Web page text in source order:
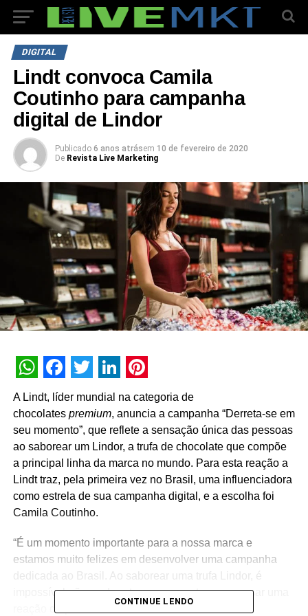
DIGITAL
Lindt convoca Camila
Coutinho para campanha
digital de Lindor
Publicado 6 anos atrásem 10 de fevereiro de 2020
De Revista Live Marketing
WhatsApp
Facebook
Twitter
LinkedIn
Pinterest
A Lindt, líder mundial na categoria de
chocolates premium, anuncia a campanha “Derreta-se em
seu momento”, que reflete a sensação única das pessoas
ao saborear um Lindor, a trufa de chocolate que compõe
a principal linha da marca no mundo. Para esta reação a
Lindt traz, pela primeira vez no Brasil, uma influenciadora
como estrela de sua campanha digital, e a escolha foi
Camila Coutinho.
“É um momento importante para a nossa marca e
estamos muito felizes em desenvolver uma campanha
dedicada ao Brasil. Ao saborear uma trufa Lindor, é
impossível não se derreter no momento e expressar uma
reação de prazer. A cremosidade do recheio
CONTINUE LENDO